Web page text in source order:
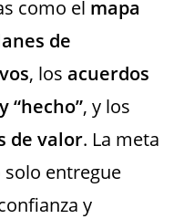
como el mapa
de
, losacuerdos
“hecho”, y los
de valor. La meta
solo entregue
y